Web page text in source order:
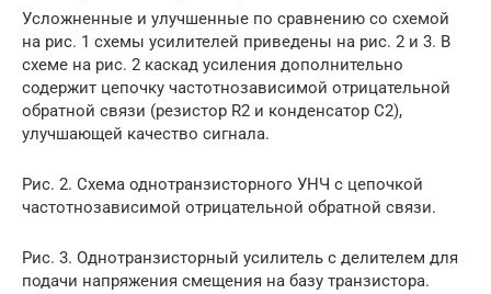
Усложненные и улучшенные по сравнению со схемой
на рис. 1 схемы усилителей приведены на рис. 2 и 3. В
схеме на рис. 2 каскад усиления дополнительно
содержит цепочку частотнозависимой отрицательной
обратной связи (резистор R2 и конденсатор С2),
улучшающей качество сигнала.
Рис. 2. Схема однотранзисторного УНЧ с цепочкой
частотнозависимой отрицательной обратной связи.
Рис. 3. Однотранзисторный усилитель с делителем для
подачи напряжения смещения на базу транзистора.